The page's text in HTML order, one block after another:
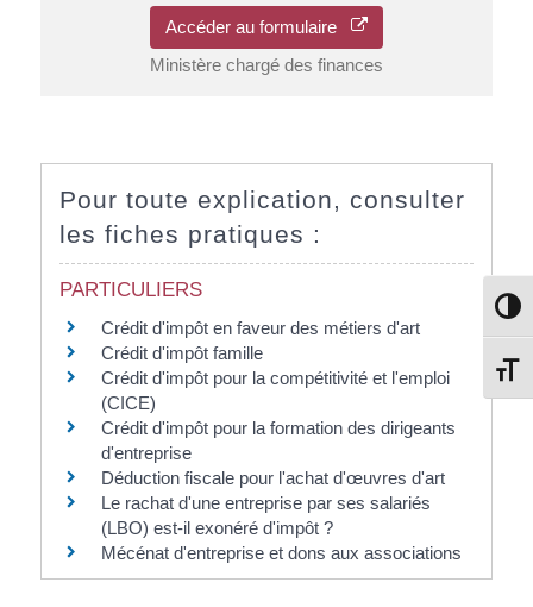
Accéder au formulaire
Ministère chargé des finances
Pour toute explication, consulter
les fiches pratiques :
PARTICULIERS
Crédit d'impôt en faveur des métiers d'art
Crédit d'impôt famille
Crédit d'impôt pour la compétitivité et l'emploi
(CICE)
Crédit d'impôt pour la formation des dirigeants
d'entreprise
Déduction fiscale pour l'achat d'œuvres d'art
Le rachat d'une entreprise par ses salariés
(LBO) est-il exonéré d'impôt ?
Mécénat d'entreprise et dons aux associations